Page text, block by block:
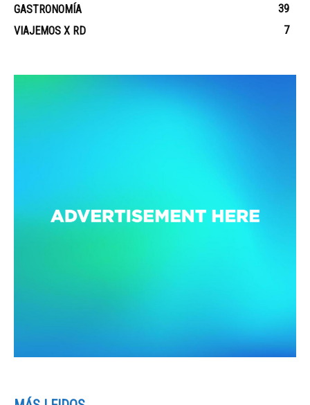
GASTRONOMÍA
39
VIAJEMOS X RD
7